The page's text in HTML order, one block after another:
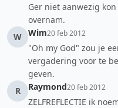
Ger niet aanwezig
overnam.
W Wim20 feb 2012
"Oh my God" zou je
vergadering voor te
geven.
R
Raymond20 feb 2012
ZELFREFLECTIE ik